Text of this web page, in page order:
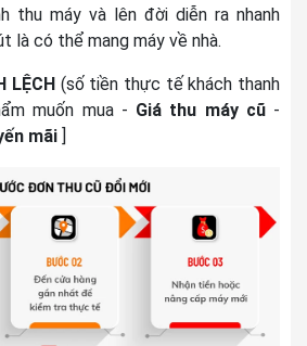
thu máy và lên đời diễn ra nhanh
là có thể mang máy về nhà.
LỆCH(số tiền thực tế khách thanh
muốn mua - Giá thu máy cũ-
mãi ]